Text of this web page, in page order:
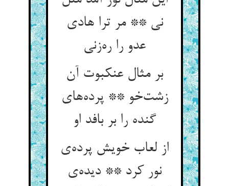
نی ** مر ترا هادی
عدو را ره‌زنی
بر مثال عنکبوت آن
زشت‌خو ** پرده‌های
گنده را بر بافد او
از لعاب خویش پرده‌ی
نور کرد ** دیده‌ی